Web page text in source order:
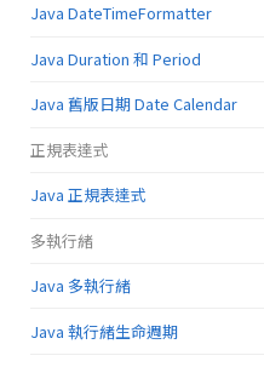
Java DateTimeFormatter
Java Duration 和 Period
Java 舊版日期 Date Calendar
正規表達式
Java 正規表達式
多執行緒
Java 多執行緒
Java 執行緒生命週期